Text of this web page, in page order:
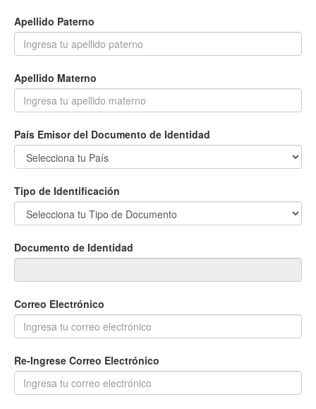
Apellido Paterno
Apellido Materno
País Emisor del Documento de Identidad
Tipo de Identificación
Documento de Identidad
Correo Electrónico
Re-Ingrese Correo Electrónico